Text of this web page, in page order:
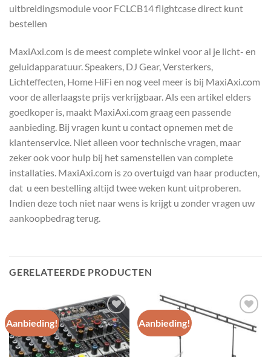
uitbreidingsmodule voor FCLCB14 flightcase direct kunt
bestellen
MaxiAxi.com is de meest complete winkel voor al je licht- en
geluidapparatuur. Speakers, DJ Gear, Versterkers,
Lichteffecten, Home HiFi en nog veel meer is bij MaxiAxi.com
voor de allerlaagste prijs verkrijgbaar. Als een artikel elders
goedkoper is, maakt MaxiAxi.com graag een passende
aanbieding. Bij vragen kunt u contact opnemen met de
klantenservice. Niet alleen voor technische vragen, maar
zeker ook voor hulp bij het samenstellen van complete
installaties. MaxiAxi.com is zo overtuigd van haar producten,
dat u een bestelling altijd twee weken kunt uitproberen.
Indien deze toch niet naar wens is krijgt u zonder vragen uw
aankoopbedrag terug.
GERELATEERDE PRODUCTEN
Aanbieding!
Toevoegen
aan
Aanbieding!
Toevoegen
aan